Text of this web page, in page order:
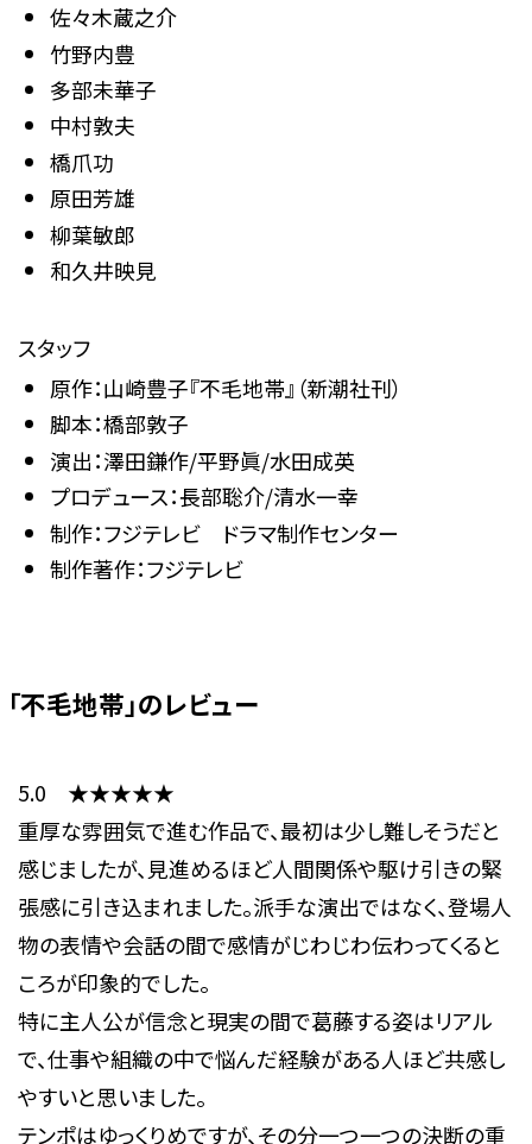
佐々木蔵之介
竹野内豊
多部未華子
中村敦夫
橋爪功
原田芳雄
柳葉敏郎
和久井映見
スタッフ
原作：山崎豊子『不毛地帯』（新潮社刊）
脚本：橋部敦子
演出：澤田鎌作/平野眞/水田成英
プロデュース：長部聡介/清水一幸
制作：フジテレビ ドラマ制作センター
制作著作：フジテレビ
「不毛地帯」のレビュー
5.0 ★★★★★
重厚な雰囲気で進む作品で、最初は少し難しそうだと
感じましたが、見進めるほど人間関係や駆け引きの緊
張感に引き込まれました。派手な演出ではなく、登場人
物の表情や会話の間で感情がじわじわ伝わってくると
ころが印象的でした。
特に主人公が信念と現実の間で葛藤する姿はリアル
で、仕事や組織の中で悩んだ経験がある人ほど共感し
やすいと思いました。
テンポはゆっくりめですが、その分一つ一つの決断の重